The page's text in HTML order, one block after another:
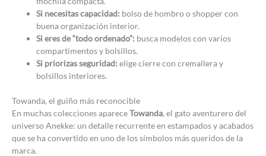
Si necesitas capacidad: bolso de hombro o shopper con
buena organización interior.
Si eres de “todo ordenado”: busca modelos con varios
compartimentos y bolsillos.
Si priorizas seguridad: elige cierre con cremallera y
bolsillos interiores.
Towanda, el guiño más reconocible
En muchas colecciones apareceTowanda, el gato aventurero del
universo Anekke: un detalle recurrente en estampados y acabados
que se ha convertido en uno de los símbolos más queridos de la
marca.